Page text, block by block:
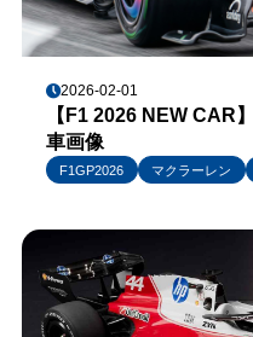
2026-02-01
【F1 2026 NEW CAR
車画像
F1GP2026 マクラーレン